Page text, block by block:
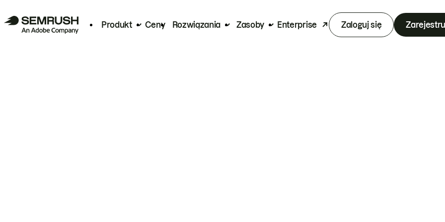
Produkt Ceny Rozwiązania Zasoby Enterprise Zaloguj się